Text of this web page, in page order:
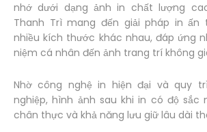
nhớ dưới dạng ảnh in chất lượng
Thanh Trì mang đến giải pháp in ấn
nhiều kích thước khác nhau, đáp ứng
niệm cá nhân đến ảnh trang trí không
Nhờ công nghệ in hiện đại và quy
nghiệp, hình ảnh sau khi in có độ sắc
chân thực và khả năng lưu giữ lâu dài